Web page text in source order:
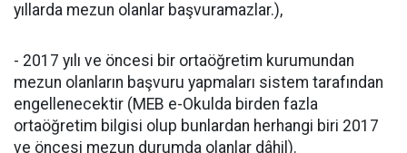
yıllarda mezun olanlar başvuramazlar.),
- 2017 yılı ve öncesi bir ortaöğretim kurumundan
mezun olanların başvuru yapmaları sistem tarafından
engellenecektir (MEB e-Okulda birden fazla
ortaöğretim bilgisi olup bunlardan herhangi biri 2017
ve öncesi mezun durumda olanlar dâhil).